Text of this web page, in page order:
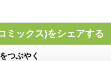
ミックス)をシェアする
つぶやく